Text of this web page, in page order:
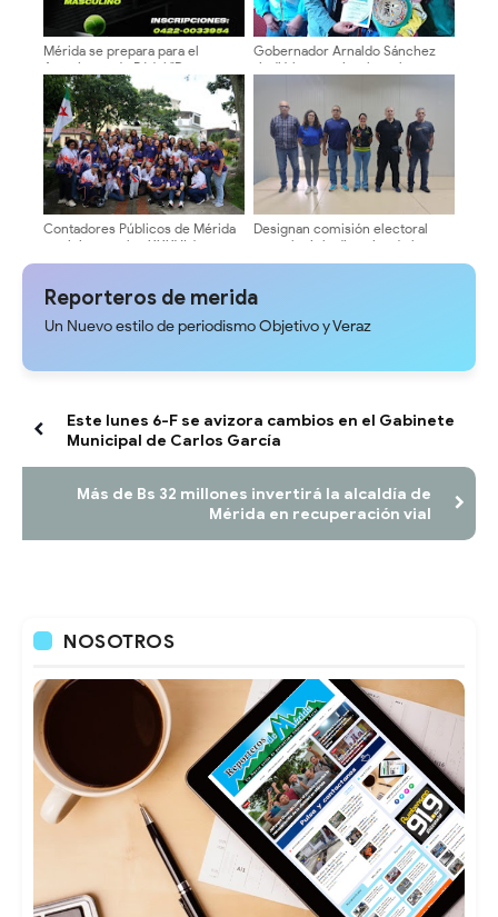
Mérida se prepara para el
Americano de Pádel "Don
Amando" este fin de semana
Gobernador Arnaldo Sánchez
rindió homenaje a los atletas
Contadores Públicos de Mérida
participan en los XXXVI Juegos
Nacionales en Anzoátegui
Designan comisión electoral
para elegir la directiva de la
asociación de baloncesto del
Reporteros de merida
Un Nuevo estilo de periodismo Objetivo y Veraz
Este lunes 6-F se avizora cambios en el Gabinete
Municipal de Carlos García
Más de Bs 32 millones invertirá la alcaldía de
Mérida en recuperación vial
NOSOTROS